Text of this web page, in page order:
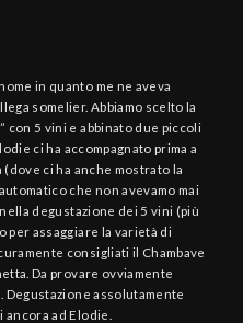
in quanto me ne aveva
somelier. Abbiamo scelto la
con 5 vini e abbinato due piccoli
ci ha accompagnato prima a
ci ha anche mostrato la
che non avevamo mai
degustazione dei 5 vini (più
per assaggiare la varietà di
consigliati il Chambave
Da provare ovviamente
Degustazione assolutamente
ad Elodie.